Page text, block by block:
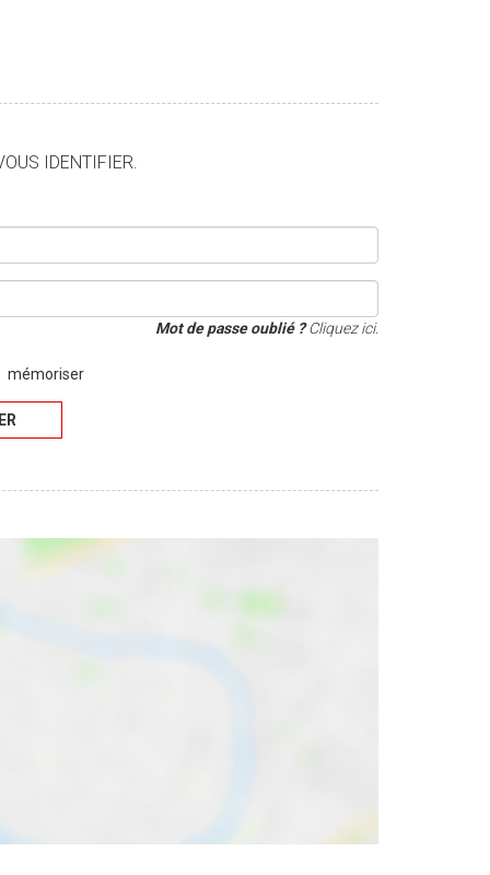
IDENTIFIER.
Mot de passe oublié ?Cliquez ici.
mémoriser